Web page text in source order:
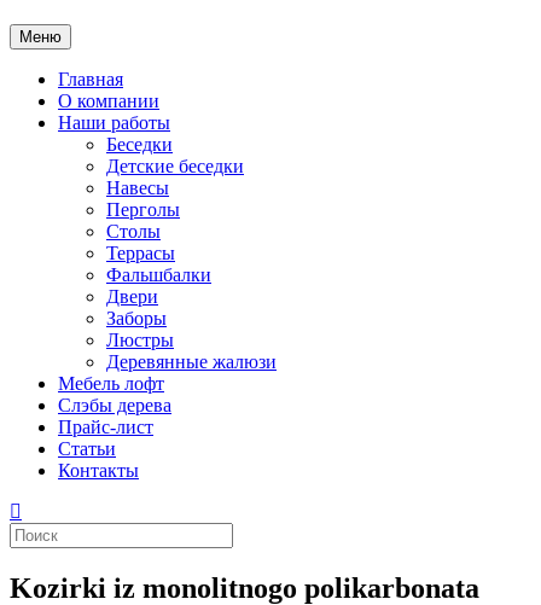
Меню
Главная
О компании
Наши работы
Беседки
Детские беседки
Навесы
Перголы
Столы
Террасы
Фальшбалки
Двери
Заборы
Люстры
Деревянные жалюзи
Мебель лофт
Слэбы дерева
Прайс-лист
Статьи
Контакты
Kozirki iz monolitnogo polikarbonata